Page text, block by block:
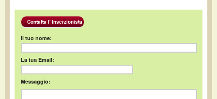
Contatta l' Inserzionista
Il tuo nome:
La tua Email:
Messaggio: